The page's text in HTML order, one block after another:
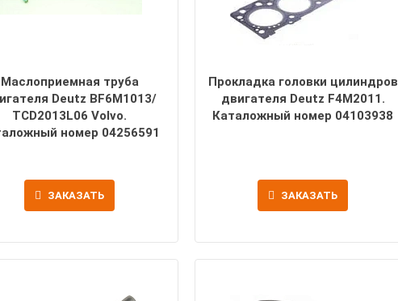
Маслоприемная труба
Deutz BF6M1013/
TCD2013L06 Volvo.
номер 04256591
ЗАКАЗАТЬ
Прокладка головки цилиндров
двигателя Deutz F4M2011.
Каталожный номер 04103938
ЗАКАЗАТЬ